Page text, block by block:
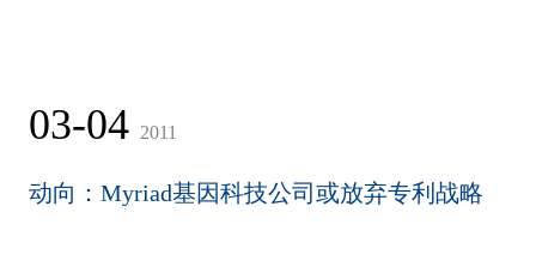
03-04 2011
动向：Myriad基因科技公司或放弃专利战略